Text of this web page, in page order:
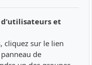
et
cliquez sur le lien
de